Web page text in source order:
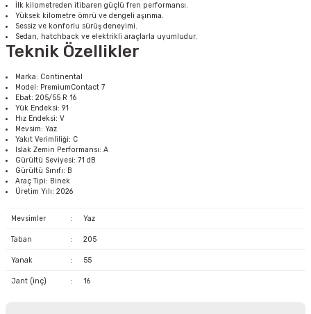
İlk kilometreden itibaren güçlü fren performansı.
Yüksek kilometre ömrü ve dengeli aşınma.
Sessiz ve konforlu sürüş deneyimi.
Sedan, hatchback ve elektrikli araçlarla uyumludur.
Teknik Özellikler
Marka: Continental
Model: PremiumContact 7
Ebat: 205/55 R 16
Yük Endeksi: 91
Hız Endeksi: V
Mevsim: Yaz
Yakıt Verimliliği: C
Islak Zemin Performansı: A
Gürültü Seviyesi: 71 dB
Gürültü Sınıfı: B
Araç Tipi: Binek
Üretim Yılı: 2026
Mevsimler : Yaz
Taban : 205
Yanak : 55
Jant (inç) : 16